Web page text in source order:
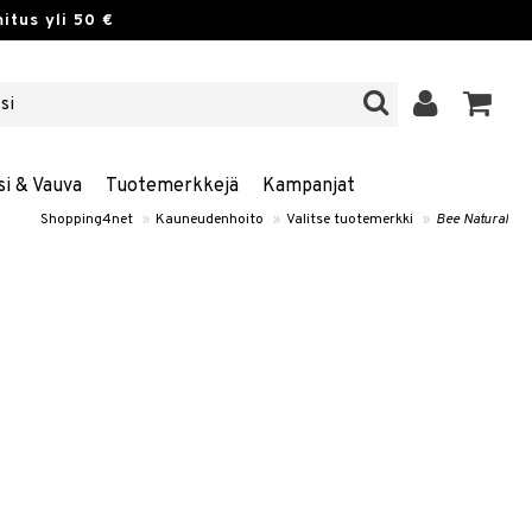
yli 50 €
& Vauva Tuotemerkkejä Kampanjat
Shopping4net » Kauneudenhoito » Valitse tuotemerkki » Bee Natural